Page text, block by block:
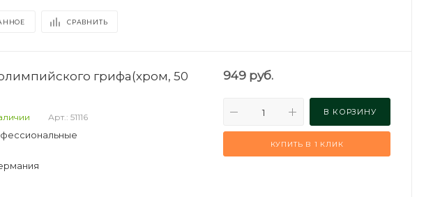
СРАВНИТЬ
грифа(хром, 50
Арт.: 51116
949 руб.
В КОРЗИНУ
КУПИТЬ В 1 КЛИК